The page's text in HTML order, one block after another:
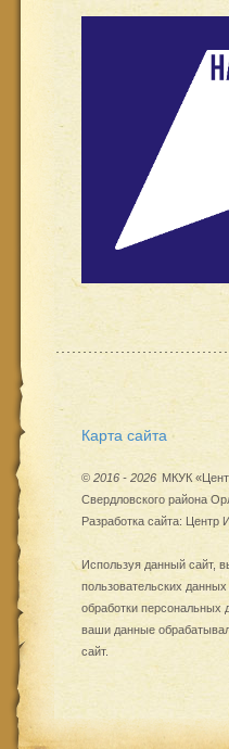
Карта сайта
© 2016 - 2026 МКУК
Свердловского района
Разработка сайта: Центр
Используя данный сайт,
пользовательских данных
обработки персональных
ваши данные
сайт.